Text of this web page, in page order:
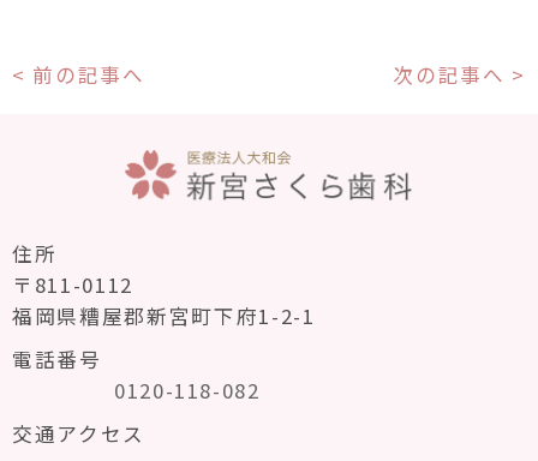
< 前の記事へ 次の記事へ >
住所
〒811-0112
福岡県糟屋郡新宮町下府1-2-1
電話番号
0120-118-082
交通アクセス